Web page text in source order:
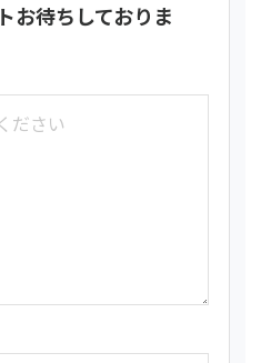
お待ちしておりま